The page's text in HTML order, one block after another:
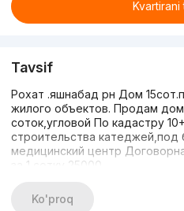
Kvartirani
Tavsif
Рохат .яшнабад рн Дом
жилого объектов. Продам
соток,угловой По кадастру
строительства катеджей,под
медицинский центр
за 1 сотку 25000
Ko'proq